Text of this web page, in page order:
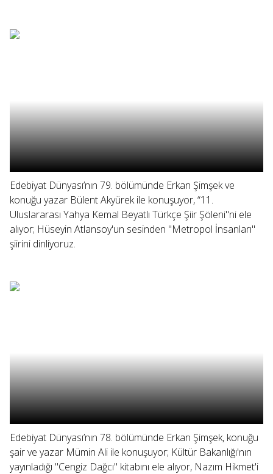
Edebiyat Dünyası’nın 79. bölümünde Erkan Şimşek ve
konuğu yazar Bülent Akyürek ile konuşuyor, “11.
Uluslararası Yahya Kemal Beyatlı Türkçe Şiir Şöleni"ni ele
alıyor; Hüseyin Atlansoy'un sesinden "Metropol İnsanları"
şiirini dinliyoruz.
Edebiyat Dünyası’nın 78. bölümünde Erkan Şimşek, konuğu
şair ve yazar Mümin Ali ile konuşuyor; Kültür Bakanlığı'nın
yayınladığı "Cengiz Dağcı" kitabını ele alıyor, Nazım Hikmet'i